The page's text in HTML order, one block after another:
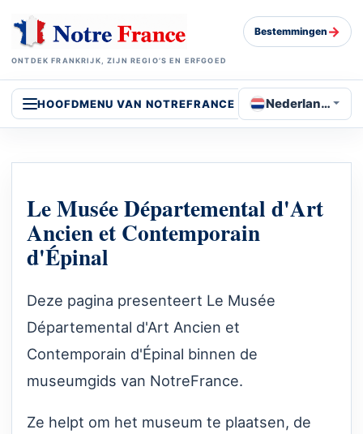
ONTDEK FRANKRIJK, ZIJN REGIO’S EN ERFGOED
Bestemmingen →
HOOFDMENU VAN NOTREFRANCE Nederlands
Le Musée Départemental d'Art
Ancien et Contemporain
d'Épinal
Deze pagina presenteert Le Musée
Départemental d'Art Ancien et
Contemporain d'Épinal binnen de
museumgids van NotreFrance.
Ze helpt om het museum te plaatsen, de